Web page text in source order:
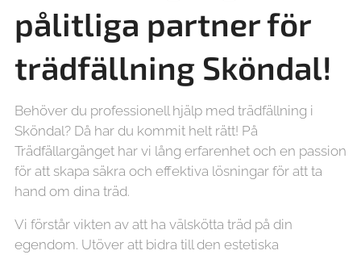
pålitliga partner för
trädfällning Sköndal!
Behöver du professionell hjälp med trädfällning i
Sköndal? Då har du kommit helt rätt! På
Trädfällargänget har vi lång erfarenhet och en passion
för att skapa säkra och effektiva lösningar för att ta
hand om dina träd.
Vi förstår vikten av att ha välskötta träd på din
egendom. Utöver att bidra till den estetiska